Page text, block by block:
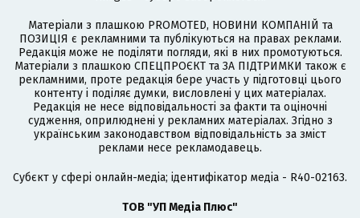
Матеріали з плашкою PROMOTED, НОВИНИ КОМПАНІЙ та
ПОЗИЦІЯ є рекламними та публікуються на правах реклами.
Редакція може не поділяти погляди, які в них промотуються.
Матеріали з плашкою СПЕЦПРОЄКТ та ЗА ПІДТРИМКИ також є
рекламними, проте редакція бере участь у підготовці цього
контенту і поділяє думки, висловлені у цих матеріалах.
Редакція не несе відповідальності за факти та оціночні
судження, оприлюднені у рекламних матеріалах. Згідно з
українським законодавством відповідальність за зміст
реклами несе рекламодавець.
Cубєкт у сфері онлайн-медіа; ідентифікатор медіа - R40-02163.
ТОВ "УП Медіа Плюс"